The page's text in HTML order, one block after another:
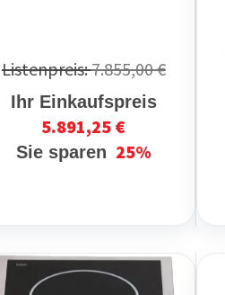
Listenpreis:7.855,00 €
Ihr Einkaufspreis
5.891,25 €
Sie sparen 25%